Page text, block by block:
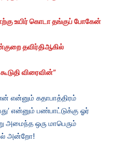
உயிர் கொடா தங்குப் போகேன்
தவிர்திஆகில்
விரைவின்”
என்னும் கதாபாத்திரம்
என்னும் பண்பாட்டுக்கு ஓர்
அமைந்த ஒரு மாபெரும்
அன்றோ!